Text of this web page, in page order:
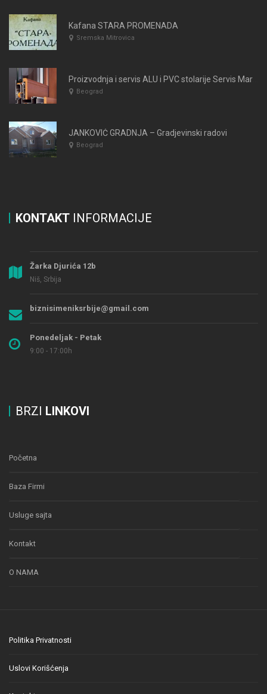
Kafana STARA PROMENADA
Sremska Mitrovica
Beograd
JANKOVIĆ GRADNJA – Gradjevinski radovi
Beograd
KONTAKT INFORMACIJE
Žarka Djurića 12b
Niš, Srbija
biznisimeniksrbije@gmail.com
Ponedeljak - Petak
9:00 - 17:00h
BRZI LINKOVI
Početna
Baza Firmi
Usluge sajta
Kontakt
O NAMA
Politika Privatnosti
Uslovi Korišćenja